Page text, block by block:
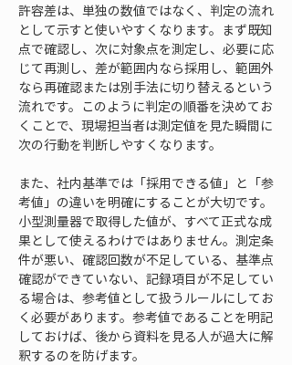
許容差は、単独の数値ではなく、判定の流れ
として示すと使いやすくなります。まず既知
点で確認し、次に対象点を測定し、必要に応
じて再測し、差が範囲内なら採用し、範囲外
なら再確認または別手法に切り替えるという
流れです。このように判定の順番を決めてお
くことで、現場担当者は測定値を見た瞬間に
次の行動を判断しやすくなります。
また、社内基準では「採用できる値」と「参
考値」の違いを明確にすることが大切です。
小型測量器で取得した値が、すべて正式な成
果として使えるわけではありません。測定条
件が悪い、確認回数が不足している、基準点
確認ができていない、記録項目が不足してい
る場合は、参考値として扱うルールにしてお
く必要があります。参考値であることを明記
しておけば、後から資料を見る人が過大に解
釈するのを防げます。